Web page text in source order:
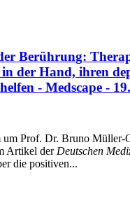
Berührung:
der Hand, ihren
- Medscape -
um Prof. Dr. Bruno Müller-
Artikel der Deutschen
die positiven...